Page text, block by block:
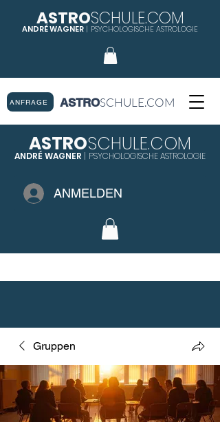
ASTROSCHULE.COM
ANFRAGE
ASTROSCHULE.COM
ANDRÉ WAGNER | PSYCHOLOGISCHE ASTROLOGIE
ASTROSCHULE.COM
ANDRÉ WAGNER | PSYCHOLOGISCHE ASTROLOGIE
ANMELDEN
Gruppen